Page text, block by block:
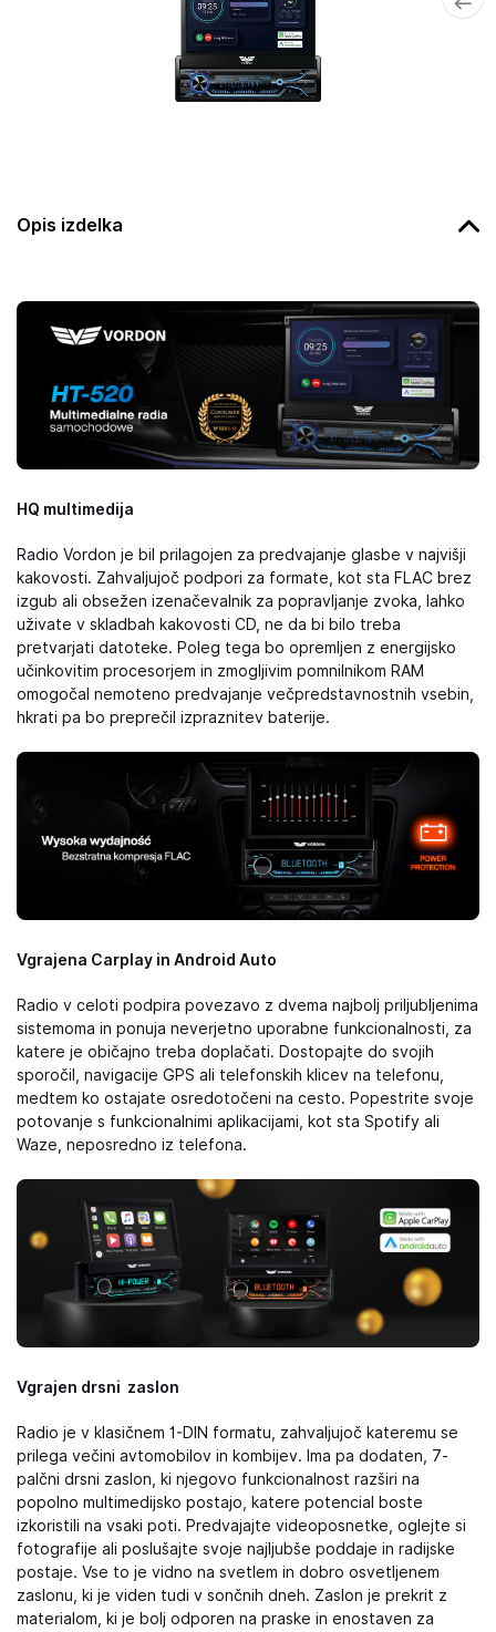
Opis izdelka
HQ multimedija
Radio Vordon je bil prilagojen za predvajanje glasbe v najvišji
kakovosti. Zahvaljujoč podpori za formate, kot sta FLAC brez
izgub ali obsežen izenačevalnik za popravljanje zvoka, lahko
uživate v skladbah kakovosti CD, ne da bi bilo treba
pretvarjati datoteke. Poleg tega bo opremljen z energijsko
učinkovitim procesorjem in zmogljivim pomnilnikom RAM
omogočal nemoteno predvajanje večpredstavnostnih vsebin,
hkrati pa bo preprečil izpraznitev baterije.
Vgrajena Carplay in Android Auto
Radio v celoti podpira povezavo z dvema najbolj priljubljenima
sistemoma in ponuja neverjetno uporabne funkcionalnosti, za
katere je običajno treba doplačati. Dostopajte do svojih
sporočil, navigacije GPS ali telefonskih klicev na telefonu,
medtem ko ostajate osredotočeni na cesto. Popestrite svoje
potovanje s funkcionalnimi aplikacijami, kot sta Spotify ali
Waze, neposredno iz telefona.
Vgrajen drsni zaslon
Radio je v klasičnem 1-DIN formatu, zahvaljujoč kateremu se
prilega večini avtomobilov in kombijev. Ima pa dodaten, 7-
palčni drsni zaslon, ki njegovo funkcionalnost razširi na
popolno multimedijsko postajo, katere potencial boste
izkoristili na vsaki poti. Predvajajte videoposnetke, oglejte si
fotografije ali poslušajte svoje najljubše poddaje in radijske
postaje. Vse to je vidno na svetlem in dobro osvetljenem
zaslonu, ki je viden tudi v sončnih dneh. Zaslon je prekrit z
materialom, ki je bolj odporen na praske in enostaven za